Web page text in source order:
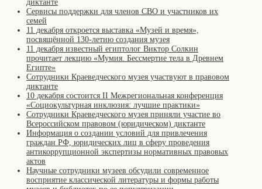
диктанте
Сервисы поддержки для членов СВО и участников их
семей
11 декабря откроется выставка «Музей и время»,
посвящённой 130-летию создания музея
11 декабря известный египтолог Виктор Солкин
прочитает лекцию «Мумия. Бессмертие тела в Древнем
Египте»
Сотрудники Краеведческого музея участвуют в правовом
диктанте
10 декабря состоится II Межрегиональная конференция
«Cоциокультурная инклюзия: лучшие практики»
Сотрудники Краеведческого музея приняли участие во
Всероссийском правовом (юридическом) диктанте
Информация о создании условий для привлечения
граждан РФ, юридических лиц в сферу проведения
антикоррупционной экспертизы нормативных правовых
актов
Научные сотрудники музеев обсудили современное
восприятие классической литературы и формы работы